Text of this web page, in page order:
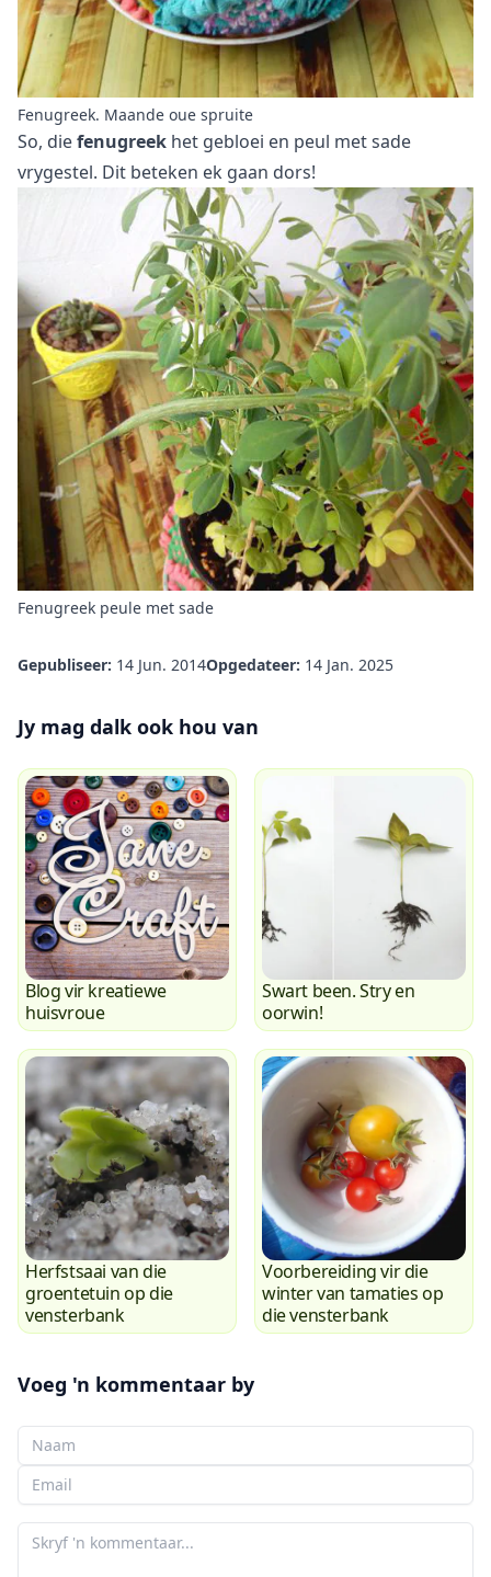
Fenugreek. Maande oue spruite
So, diefenugreek het gebloei en peul met sade
vrygestel. Dit beteken ek gaan dors!
Fenugreek peule met sade
Gepubliseer: 14 Jun. 2014Opgedateer: 14 Jan. 2025
Jy mag dalk ook hou van
Blog vir kreatiewe
huisvroue
Swart been. Stry en
oorwin!
Herfstsaai van die
groentetuin op die
vensterbank
Voorbereiding vir die
winter van tamaties op
die vensterbank
Voeg 'n kommentaar by
Jou Naam
Jou e-pos
Jou kommentaar